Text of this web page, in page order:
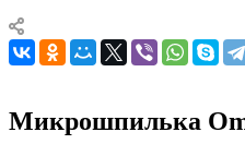
Микрошпилька